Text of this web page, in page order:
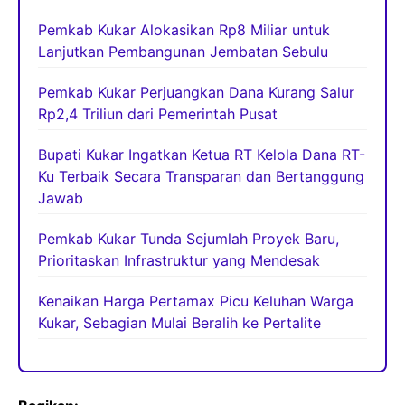
Pemkab Kukar Alokasikan Rp8 Miliar untuk
Lanjutkan Pembangunan Jembatan Sebulu
Pemkab Kukar Perjuangkan Dana Kurang Salur
Rp2,4 Triliun dari Pemerintah Pusat
Bupati Kukar Ingatkan Ketua RT Kelola Dana RT-
Ku Terbaik Secara Transparan dan Bertanggung
Jawab
Pemkab Kukar Tunda Sejumlah Proyek Baru,
Prioritaskan Infrastruktur yang Mendesak
Kenaikan Harga Pertamax Picu Keluhan Warga
Kukar, Sebagian Mulai Beralih ke Pertalite